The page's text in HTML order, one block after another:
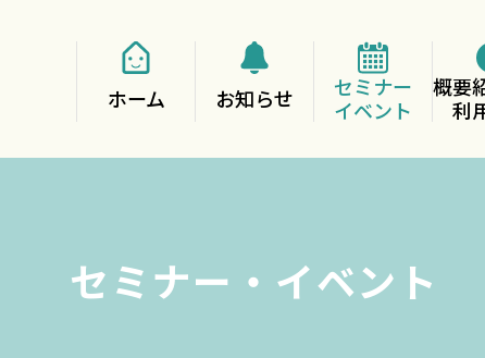
ホーム お知らせ
セミナー
イベント
概要
利
セミナー・イベント